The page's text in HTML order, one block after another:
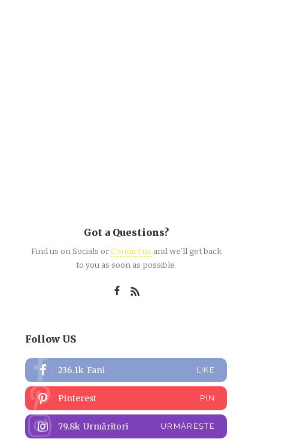
Got a Questions?
Find us on Socials orContact us and we’ll get back
to you as soon as possible.
Follow US
236.1k Fani LIKE
Pinterest PIN
79.8k Urmăritori URMĂREȘTE